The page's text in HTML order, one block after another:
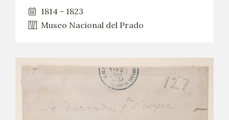
1814 - 1823
Museo Nacional del Prado